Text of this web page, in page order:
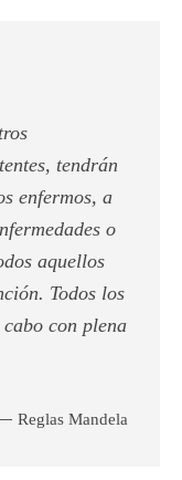
tendrán
enfermos, a
o
aquellos
Todos los
con plena
Reglas Mandela